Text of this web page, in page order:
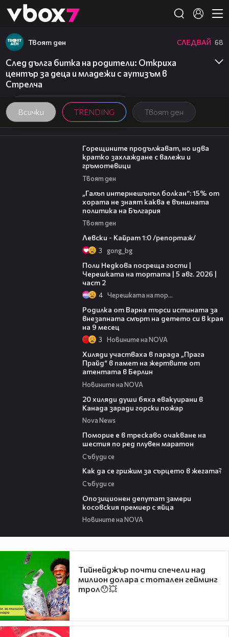
👾
Всички TRENDING Твоят ден
Твоят ден СЛЕДВАЙ 68
След дълга битка на родители: Откриха
център за деца и младежи с аутизъм в
Стрелча
02:31
Горещините продължават, но идва
кратко захлаждане с валежи и
гръмотевици
Твоят ден
„Галъп интернешънъл болкан“: 15% от
хората не знаят каква е външната
политика на България
Твоят ден
Левски - Кайрат 1:0 /репортаж/
3 gong_bg
Поли Недкова посреща гости |
Черешката на тортата | 5 авг. 2026 |
част 2
4 Черешката на тортата
Родилка от Варна търси истината за
внезапната смърт на детето си в края
на 9 месец
3 Новините на NOVA
Хиляди участваха в парада „Прага
Прайд“ в памет на жертвите от
атентата в Берлин
Новините на NOVA
20 хиляди души бяха евакуирани в
Канада заради горски пожар
Nova News
Поморие е в трескаво очакване на
шестия по ред плувен маратон
Събуди се
Как да се грижим за сърцето в жегата?
Събуди се
Опозиционен депутат замери
косовския премиер с яйца
Новините на NOVA
Тийнейджър почти спечели над
милион долара с тотален гейминг
трол😯💥